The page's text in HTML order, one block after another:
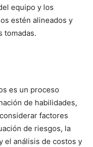
equipo y los
estén alineados y
tomadas.
es un proceso
de habilidades,
factores
de riesgos, la
el análisis de costos y